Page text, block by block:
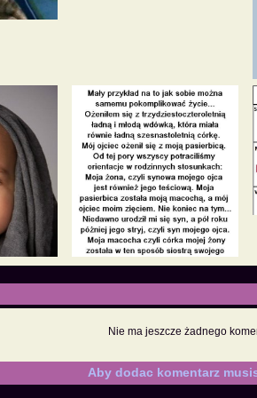
Nie ma jeszcze żadnego
Aby dodac komentarz